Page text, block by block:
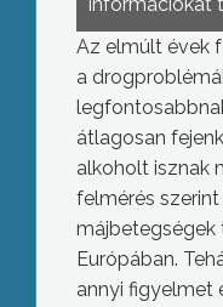
Az elmúlt évek
a
átlagosan
alkoholt isznak
felmérés szerint
májbetegségek
Európában.
annyi figyelmet